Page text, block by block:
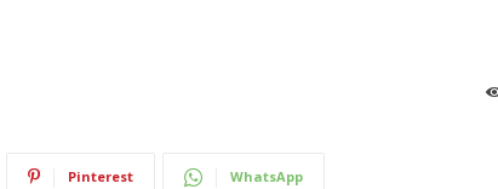
Pinterest WhatsApp